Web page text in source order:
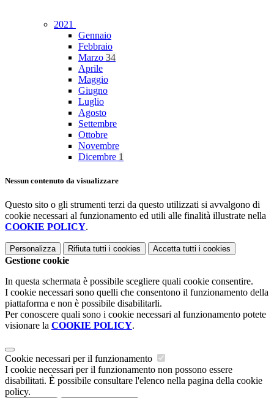
2021
Gennaio
Febbraio
Marzo 34
Aprile
Maggio
Giugno
Luglio
Agosto
Settembre
Ottobre
Novembre
Dicembre 1
Nessun contenuto da visualizzare
Questo sito o gli strumenti terzi da questo utilizzati si avvalgono di
cookie necessari al funzionamento ed utili alle finalità illustrate nella
COOKIE POLICY.
Personalizza Rifiuta tutti i cookies Accetta tutti i cookies
Gestione cookie
In questa schermata è possibile scegliere quali cookie consentire.
I cookie necessari sono quelli che consentono il funzionamento della
piattaforma e non è possibile disabilitarli.
Per conoscere quali sono i cookie necessari al funzionamento potete
visionare la COOKIE POLICY.
Cookie necessari per il funzionamento
I cookie necessari per il funzionamento non possono essere
disabilitati. È possibile consultare l'elenco nella pagina della cookie
policy.